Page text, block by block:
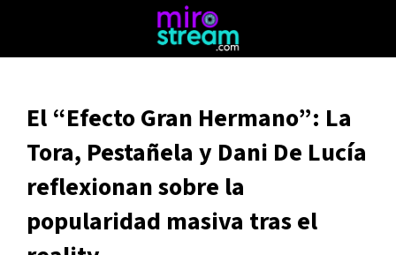
El “Efecto Gran Hermano”: La
Tora, Pestañela y Dani De Lucía
reflexionan sobre la
popularidad masiva tras el